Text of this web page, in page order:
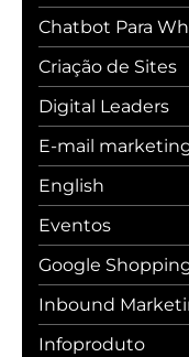
Chatbot Para
Criação de Sites
Digital Leaders
E-mail
English
Eventos
Google
Inbound
Infoproduto